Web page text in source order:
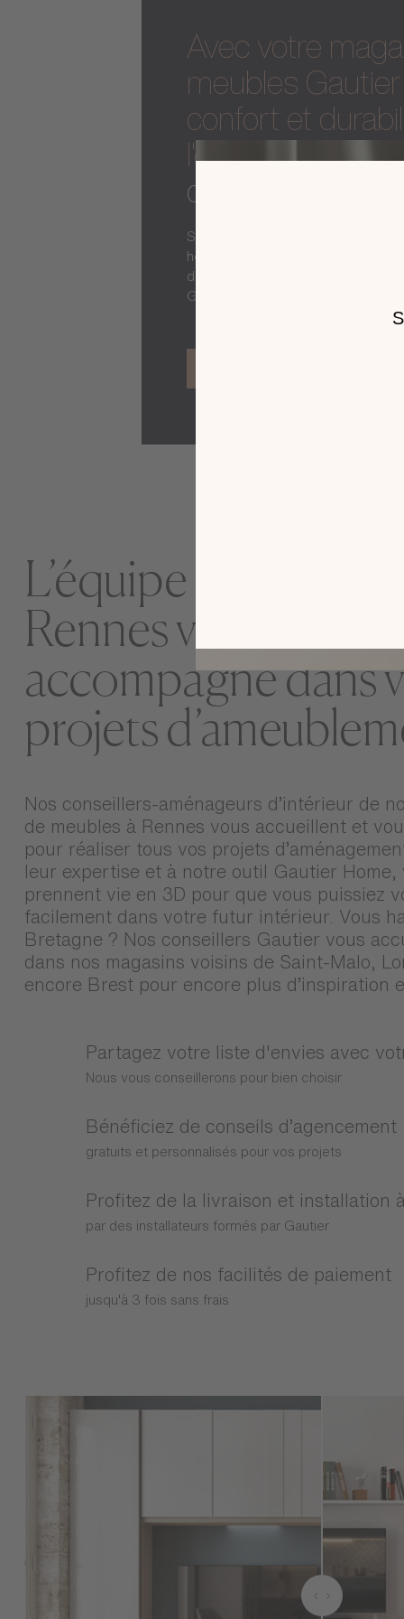
Avec votre
meubles
confort et
l'expertise de la
de vos espaces
Salles de réunion, espaces de
hôtels, restaurants... Votre
design, confort et durabilité a
Gautier Business.
L’équipe Gautier à
Rennes vous
accompagne dans
projets
Nos conseillers-aménageurs d’intérieur de
de meubles à Rennes vous accueillent et
pour réaliser tous vos projets
leur expertise et à notre outil Gautier Home,
prennent vie en 3D pour que vous puissiez
facilement dans votre futur intérieur. Vous
Bretagne ? Nos conseillers Gautier vous
dans nos magasins voisins de Saint-Malo,
encore Brest pour encore plus d’inspiration
Partagez votre liste d'envies avec
Nous vous conseillerons pour bien choisir
Bénéficiez de conseils d’agencement
gratuits et personnalisés pour vos projets
Profitez de la livraison et installation
par des installateurs formés par Gautier
Profitez de nos facilités de paiement
jusqu'à 3 fois sans frais